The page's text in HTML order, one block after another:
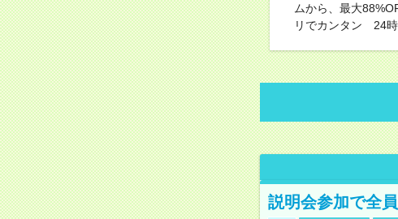
ムから、最大
リでカンタン 24時
説明会参加で全